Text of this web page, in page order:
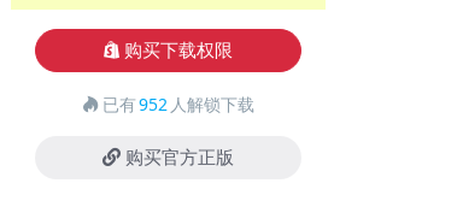
购买下载权限
已有952 人解锁下载
购买官方正版